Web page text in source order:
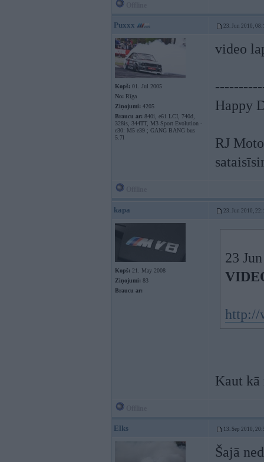
Puxxx 23. Jun 2010,
Kopš: 01. Jul 2005
No: Rīga
Ziņojumi: 4205
Braucu ar: 840i, e61 LCI, 740d,
328is, 344TT, M3 Sport Evolution -
e30: M5 e39 ; GANG BANG bus
5.7l
video
Happy
RJ
kapa 23. Jun 2010,
Kopš: 21. May 2008
Ziņojumi: 83
Braucu ar:
23
http://
Kaut
Elks 13. Sep 2010,
Šajā